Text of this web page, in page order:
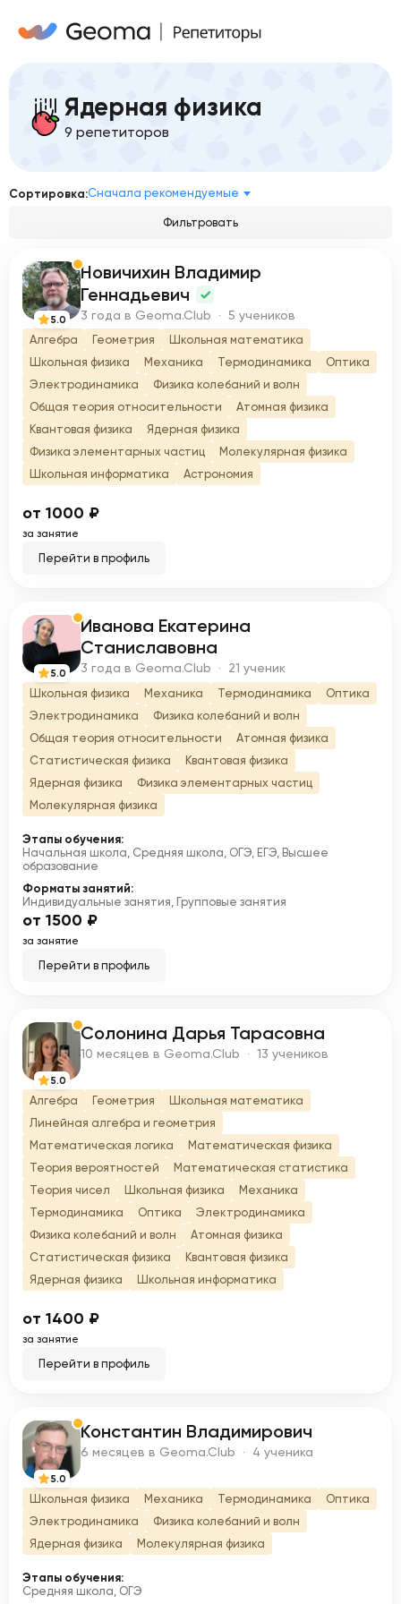
Ядерная физика
9 репетиторов
Сортировка:Сначала рекомендуемые
Фильтровать
Н
5.0
Новичихин Владимир
Геннадьевич
3 года в Geoma.Club · 5 учеников
Алгебра Геометрия
Школьная математика
Школьная физика
Механика Термодинамика
Оптика
Электродинамика
Физика колебаний и волн
Общая теория относительности
Атомная физика
Квантовая физика
Ядерная физика
Физика элементарных частиц
Молекулярная физика
Школьная информатика
Астрономия
от 1000 ₽
за занятие
Перейти в профиль
И
5.0
Иванова Екатерина
Станиславовна
3 года в Geoma.Club · 21 ученик
Школьная физика Механика Термодинамика
Оптика
Электродинамика
Физика колебаний и волн
Общая теория относительности
Атомная физика
Статистическая физика
Квантовая физика
Ядерная физика
Физика элементарных частиц
Молекулярная физика
Этапы обучения:
Начальная школа, Средняя школа, ОГЭ, ЕГЭ, Высшее
образование
Форматы занятий:
Индивидуальные занятия, Групповые занятия
от 1500 ₽
за занятие
Перейти в профиль
С
5.0
Солонина Дарья Тарасовна
10 месяцев в Geoma.Club · 13 учеников
Алгебра Геометрия
Школьная математика
Линейная алгебра и геометрия
Математическая логика
Математическая физика
Теория вероятностей
Математическая статистика
Теория чисел
Школьная физика
Механика
Термодинамика
Оптика
Электродинамика
Физика колебаний и волн
Атомная физика
Статистическая физика
Квантовая физика
Ядерная физика
Школьная информатика
от 1400 ₽
за занятие
Перейти в профиль
К
5.0
Константин Владимирович
6 месяцев в Geoma.Club · 4 ученика
Школьная физика Механика Термодинамика
Оптика
Электродинамика
Физика колебаний и волн
Ядерная физика
Молекулярная физика
Этапы обучения:
Средняя школа, ОГЭ